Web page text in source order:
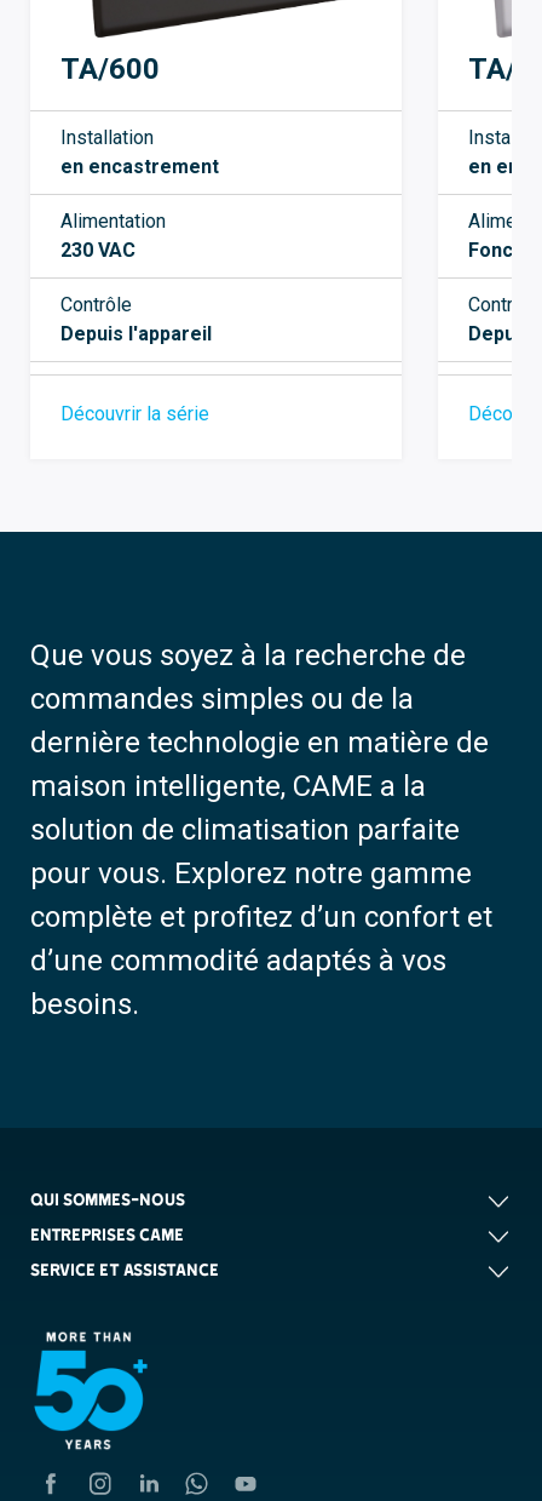
TA/600
Installation
en encastrement
Alimentation
230 VAC
Contrôle
Depuis l'appareil
Découvrir la série
TA/
en
Contrôle
Depuis
Que vous soyez à la recherche de
commandes simples ou de la
dernière technologie en matière de
maison intelligente, CAME a la
solution de climatisation parfaite
pour vous. Explorez notre gamme
complète et profitez d’un confort et
d’une commodité adaptés à vos
besoins.
QUI SOMMES-NOUS
ENTREPRISES CAME
SERVICE ET ASSISTANCE